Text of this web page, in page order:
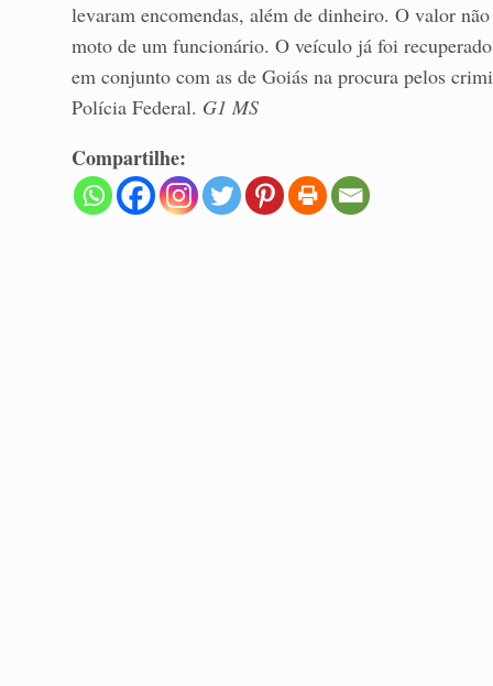
levaram encomendas, além de dinheiro. O valor
moto de um funcionário. O veículo já foi
em conjunto com as de Goiás na procura pelos
Polícia Federal. G1 MS
Compartilhe: